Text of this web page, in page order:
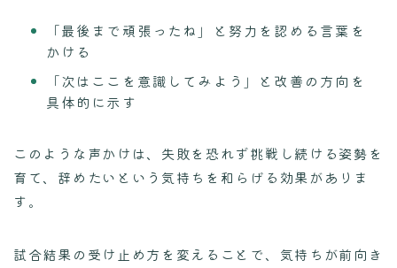
「最後まで頑張ったね」と努力を認める言葉を
かける
「次はここを意識してみよう」と改善の方向を
具体的に示す
このような声かけは、失敗を恐れず挑戦し続ける姿勢を
育て、辞めたいという気持ちを和らげる効果がありま
す。
試合結果の受け止め方を変えることで、気持ちが前向き